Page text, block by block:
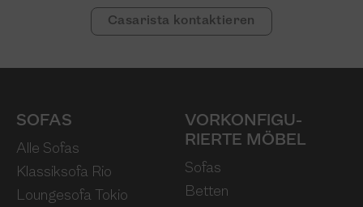
Casarista kontaktieren
SOFAS
Alle Sofas
Klassiksofa Rio
Loungesofa Tokio
VORKONFIGU­
RIERTE MÖBEL
Sofas
Betten